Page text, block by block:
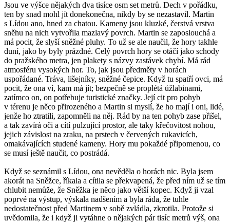
Jsou ve výšce nějakých dva tisíce osm set metrů. Dech v pořádku,
ten by snad mohl jít donekonečna, nikdy by se nezastavil. Martin
s Lídou ano, hned za chatou. Kameny jsou kluzké, čerstvá vrstva
sněhu na nich vytvořila mazlavý povrch. Martin se zaposlouchá a
má pocit, že slyší sněžné pluhy. To už se ale naučil, že hory takhle
duní, jako by byly prázdné. Celý povrch hory se otáčí jako schody
do pražského metra, jen plakety s názvy zastávek chybí. Má rád
atmosféru vysokých hor. To, jak jsou předměty v horách
uspořádané. Tráva, lišejníky, sněžné čepice. Když tu spatří ovci, má
pocit, že ona ví, kam má jít; bezpečně se proplétá úžlabinami,
zatímco on, on potřebuje turistické značky. Její cit pro pohyb
v térenu je něco přirozeného a Martin si myslí, že ho mají i oni, lidé,
jenže ho ztratili, zapomněli na něj. Rád by na ten pohyb zase přišel,
a tak zavírá oči a cítí pulzující prostor, ale taky křečovitost nohou,
jejich závislost na zraku, na prstech v červených rukavicích,
omakávajících studené kameny. Hory mu pokaždé připomenou, co
se musí ještě naučit, co postrádá.
Když se seznámil s Lídou, ona nevěděla o horách nic. Byla jsem
akorát na Sněžce, říkala a cítila se překvapená, že před ním už se tím
chlubit nemůže, že Sněžka je něco jako větší kopec. Když ji vzal
poprvé na výstup, výskala nadšením a byla ráda, že tuhle
nedostatečnost před Martinem v sobě zvládla, zkrotila. Protože si
uvědomila, že i když ji vytáhne o nějakých pár tisíc metrů výš, ona